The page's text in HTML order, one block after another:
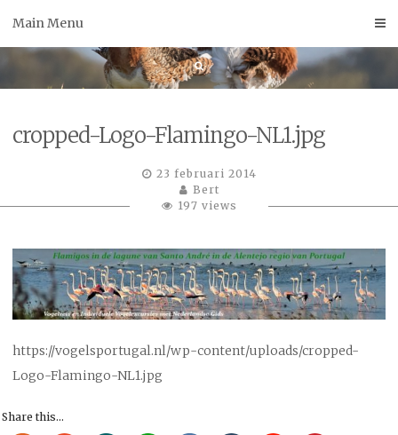
Main Menu
cropped-Logo-Flamingo-NL1.jpg
23 februari 2014
Bert
197 views
https://vogelsportugal.nl/wp-content/uploads/cropped-
Logo-Flamingo-NL1.jpg
Share this...